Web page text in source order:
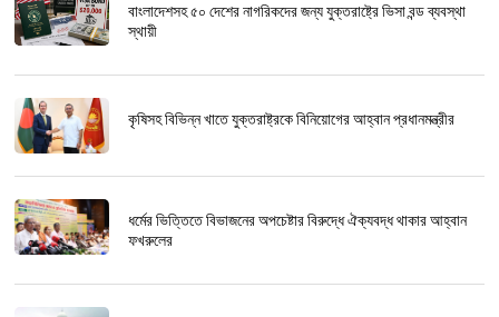
বাংলাদেশসহ ৫০ দেশের নাগরিকদের জন্য যুক্তরাষ্ট্রে ভিসা বন্ড ব্যবস্থা
স্থায়ী
কৃষিসহ বিভিন্ন খাতে যুক্তরাষ্ট্রকে বিনিয়োগের আহ্বান প্রধানমন্ত্রীর
ধর্মের ভিত্তিতে বিভাজনের অপচেষ্টার বিরুদ্ধে ঐক্যবদ্ধ থাকার আহ্বান
ফখরুলের